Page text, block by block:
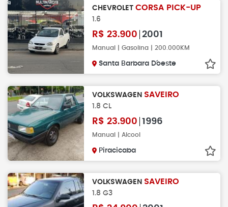
CHEVROLET CORSA PICK-UP
1.6
R$ 23.900 2001
Manual | Gasolina | 200.000KM
Santa Barbara D´oeste
VOLKSWAGEN SAVEIRO
1.8 CL
R$ 23.900 1996
Manual | Alcool
Piracicaba
VOLKSWAGEN SAVEIRO
1.8 G3